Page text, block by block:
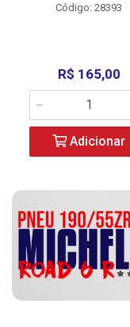
Código: 28393
R$ 165,00
Adicionar